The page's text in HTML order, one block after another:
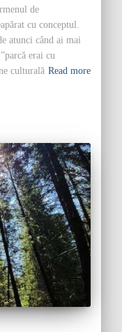
de
cu conceptul.
atunci când ai mai
erai cu
culturală Read more